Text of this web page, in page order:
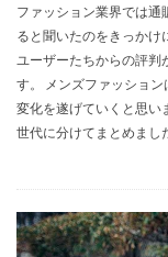
ファッション業界では通
ると聞いたのをきっかけ
ユーザーたちからの評判
す。 メンズファッショ
変化を遂げていくと思い
世代に分けてまとめまし